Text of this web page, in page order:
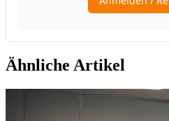
Ähnliche Artikel